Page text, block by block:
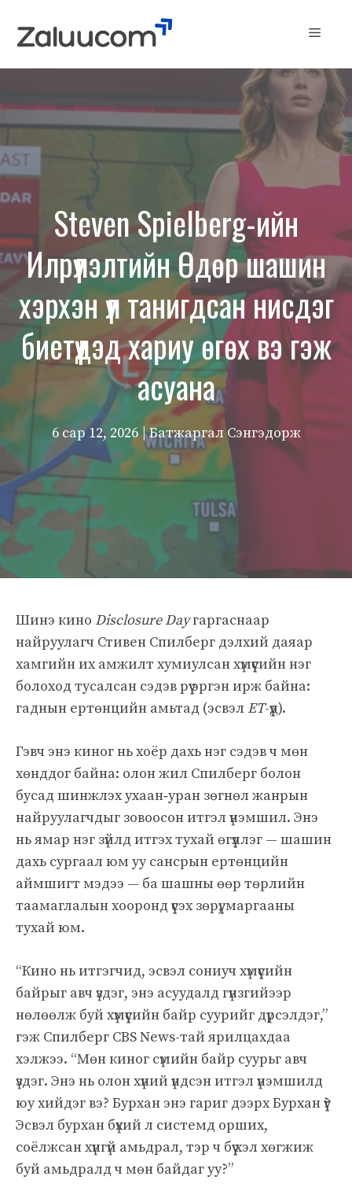
Menu
Steven Spielberg-ийн
Илрүүлэлтийн Өдөр шашин
хэрхэн үл танигдсан нисдэг
биетүүдэд хариу өгөх вэ гэж
асуана
6 сар 12, 2026 | Батжаргал Сэнгэдорж
Шинэ кино Disclosure Dayгаргаснаар
найруулагч Стивен Спилберг дэлхий даяар
хамгийн их амжилт хумиулсан хүмүүсийн нэг
болоход тусалсан сэдэв рүү эргэн ирж байна:
гаднын ертөнцийн амьтад (эсвэл ET-үүд).
Гэвч энэ киног нь хоёр дахь нэг сэдэв ч мөн
хөнддог байна: олон жил Спилберг болон
бусад шинжлэх ухаан‑уран зөгнөл жанрын
найруулагчдыг зовоосон итгэл үнэмшил. Энэ
нь ямар нэг зүйлд итгэх тухай өгүүллэг — шашин
дахь сургаал юм уу сансрын ертөнцийн
аймшигт мэдээ — ба шашны өөр төрлийн
таамаглалын хооронд үүсэх зөрүү, маргааны
тухай юм.
“Кино нь итгэгчид, эсвэл сониуч хүмүүсийн
байрыг авч үздэг, энэ асуудалд гүнзгийээр
нөлөөлж буй хүмүүсийн байр суурийг дүрсэлдэг,”
гэж Спилберг CBS News-тай ярилцахдаа
хэлжээ. “Мөн киног сүмийн байр суурьг авч
үздэг. Энэ нь олон хүний үндсэн итгэл үнэмшилд
юу хийдэг вэ? Бурхан энэ гариг дээрх Бурхан үү?
Эсвэл бурхан бүхий л системд орших,
соёлжсан хүнгүй амьдрал, тэр ч бүү хэл хөгжиж
буй амьдралд ч мөн байдаг уу?”